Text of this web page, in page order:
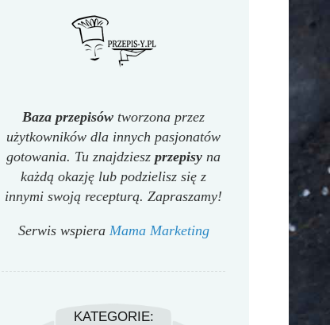
Baza przepisów tworzona przez
użytkowników dla innych pasjonatów
gotowania. Tu znajdziesz przepisy na
każdą okazję lub podzielisz się z
innymi swoją recepturą. Zapraszamy!
Serwis wspiera Mama Marketing
KATEGORIE: